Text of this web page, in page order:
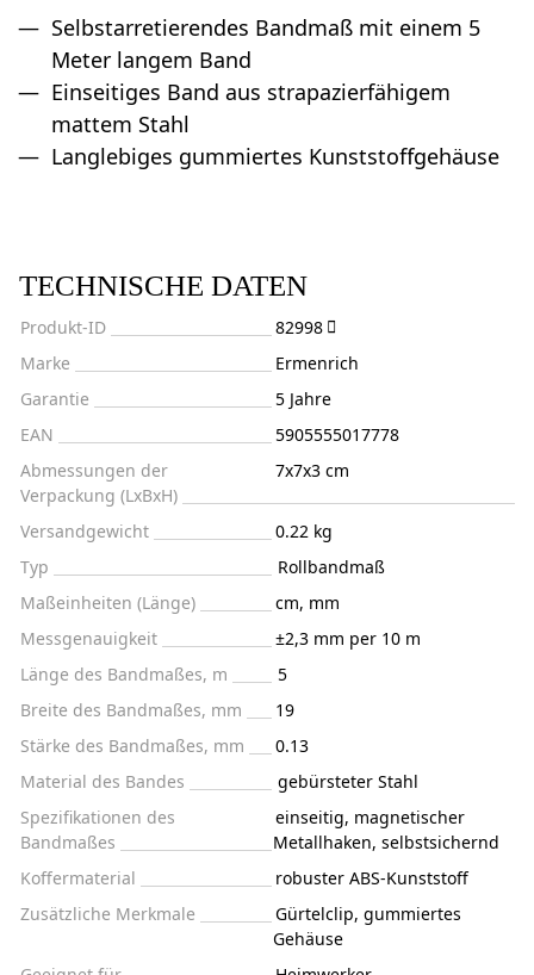
Selbstarretierendes Bandmaß mit einem 5
Meter langem Band
Einseitiges Band aus strapazierfähigem
mattem Stahl
Langlebiges gummiertes Kunststoffgehäuse
TECHNISCHE DATEN
Produkt-ID
82998
Marke
Ermenrich
Garantie
5 Jahre
EAN
5905555017778
Abmessungen der
Verpackung (LxBxH)
7x7x3 cm
Versandgewicht
0.22 kg
Typ
Rollbandmaß
Maßeinheiten (Länge)
cm, mm
Messgenauigkeit
±2,3 mm per 10 m
Länge des Bandmaßes, m
5
Breite des Bandmaßes, mm
19
Stärke des Bandmaßes, mm
0.13
Material des Bandes
gebürsteter Stahl
Spezifikationen des
Bandmaßes
einseitig, magnetischer
Metallhaken, selbstsichernd
Koffermaterial
robuster ABS-Kunststoff
Zusätzliche Merkmale
Gürtelclip, gummiertes
Gehäuse